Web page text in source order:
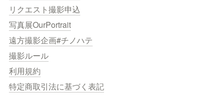
リクエスト撮影申込
写真展OurPortrait
遠方撮影企画#チノハテ
撮影ルール
利用規約
特定商取引法に基づく表記